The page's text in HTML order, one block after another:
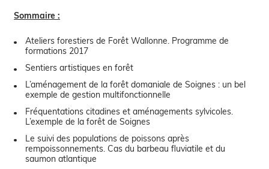
Sommaire :
Ateliers forestiers de Forêt Wallonne. Programme de
formations 2017
Sentiers artistiques en forêt
L’aménagement de la forêt domaniale de Soignes : un bel
exemple de gestion multifonctionnelle
Fréquentations citadines et aménagements sylvicoles.
L’exemple de la forêt de Soignes
Le suivi des populations de poissons après
rempoissonnements. Cas du barbeau fluviatile et du
saumon atlantique